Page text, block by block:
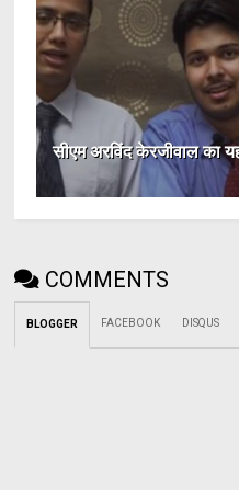
सीएम अरविंद केरजीवाल का
COMMENTS
BLOGGER FACEBOOK DISQUS